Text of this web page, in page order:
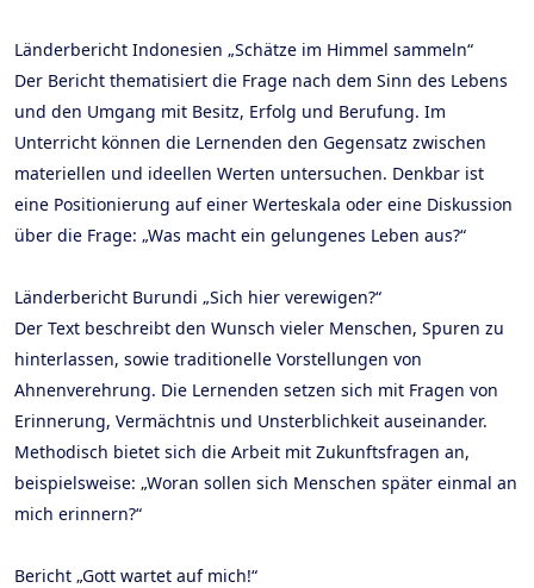
Länderbericht Indonesien „Schätze im Himmel sammeln“
Der Bericht thematisiert die Frage nach dem Sinn des Lebens
und den Umgang mit Besitz, Erfolg und Berufung. Im
Unterricht können die Lernenden den Gegensatz zwischen
materiellen und ideellen Werten untersuchen. Denkbar ist
eine Positionierung auf einer Werteskala oder eine Diskussion
über die Frage: „Was macht ein gelungenes Leben aus?“
Länderbericht Burundi „Sich hier verewigen?“
Der Text beschreibt den Wunsch vieler Menschen, Spuren zu
hinterlassen, sowie traditionelle Vorstellungen von
Ahnenverehrung. Die Lernenden setzen sich mit Fragen von
Erinnerung, Vermächtnis und Unsterblichkeit auseinander.
Methodisch bietet sich die Arbeit mit Zukunftsfragen an,
beispielsweise: „Woran sollen sich Menschen später einmal an
mich erinnern?“
Bericht „Gott wartet auf mich!“